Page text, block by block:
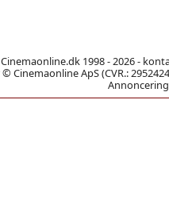
1998 - 2026 -
Cinemaonline ApS (CVR.: